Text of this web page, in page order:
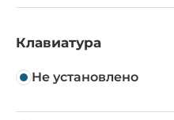
Клавиатура
Не установлено